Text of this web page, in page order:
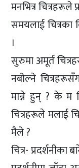
मनभित्र
समयलाई चित्रका
।
सुरुमा अमूर्त
नबोल्ने
मान्ने हुन् ? के म
चित्रहरूले मलाई
मैले ?
चित्र- प्रदर्शनीका